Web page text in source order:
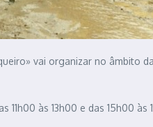
vai organizar no âmbito
às 13h00 e das 15h00 às